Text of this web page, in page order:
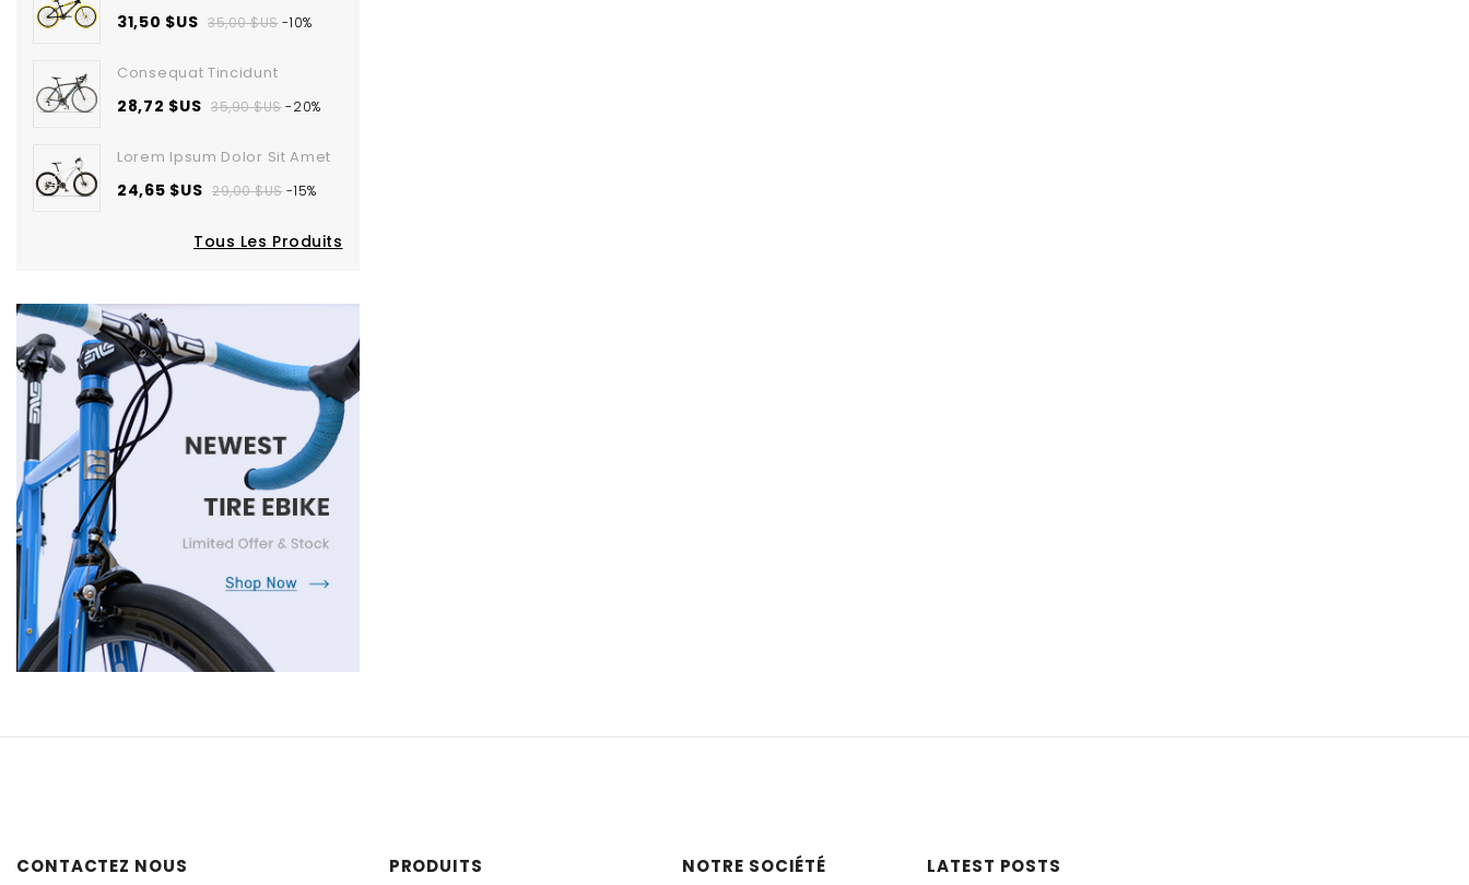
31,50 $US 35,00 $US -10%
Consequat Tincidunt
28,72 $US 35,90 $US -20%
Lorem Ipsum Dolor Sit Amet
24,65 $US 29,00 $US -15%
Tous Les Produits
CONTACTEZ NOUS PRODUITS NOTRE SOCIÉTÉ LATEST POSTS